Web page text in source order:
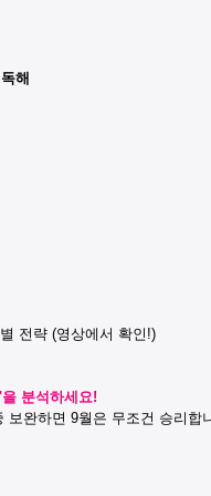
해
전략 (영상에서 확인!)
분석하세요!
보완하면 9월은 무조건 승리합